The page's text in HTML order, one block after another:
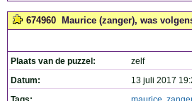
674960 Maurice (zanger), was
Plaats van de puzzel:
zelf
Datum:
13 juli 2017